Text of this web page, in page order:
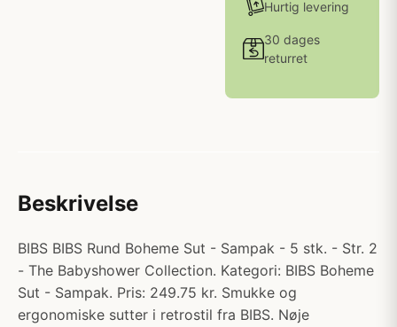
Hurtig levering
30 dages
returret
Beskrivelse
BIBS BIBS Rund Boheme Sut - Sampak - 5 stk. - Str. 2
- The Babyshower Collection. Kategori: BIBS Boheme
Sut - Sampak. Pris: 249.75 kr. Smukke og
ergonomiske sutter i retrostil fra BIBS. Nøje